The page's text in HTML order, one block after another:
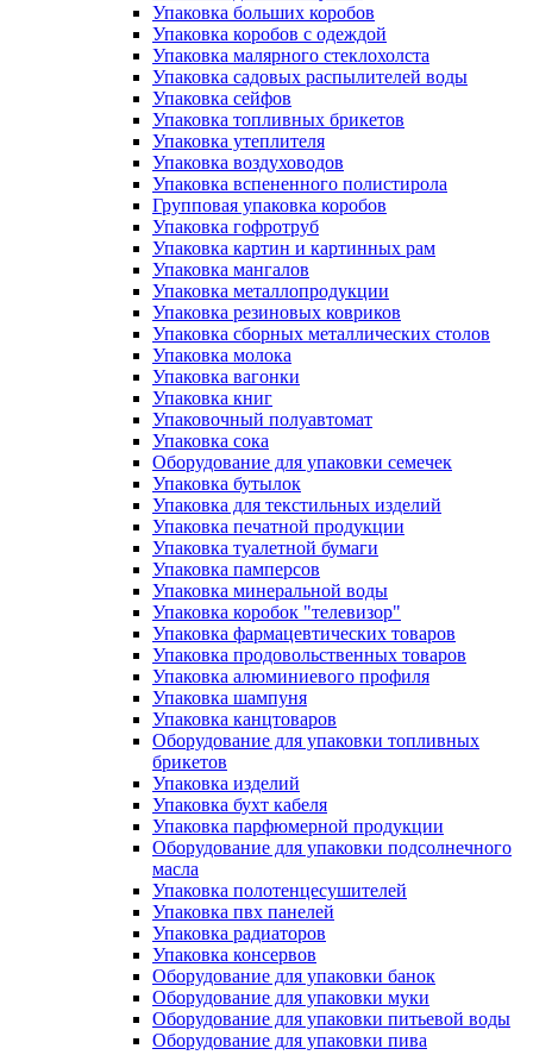
Упаковка больших коробов
Упаковка коробов с одеждой
Упаковка малярного стеклохолста
Упаковка садовых распылителей воды
Упаковка сейфов
Упаковка топливных брикетов
Упаковка утеплителя
Упаковка воздуховодов
Упаковка вспененного полистирола
Групповая упаковка коробов
Упаковка гофротруб
Упаковка картин и картинных рам
Упаковка мангалов
Упаковка металлопродукции
Упаковка резиновых ковриков
Упаковка сборных металлических столов
Упаковка молока
Упаковка вагонки
Упаковка книг
Упаковочный полуавтомат
Упаковка сока
Оборудование для упаковки семечек
Упаковка бутылок
Упаковка для текстильных изделий
Упаковка печатной продукции
Упаковка туалетной бумаги
Упаковка памперсов
Упаковка минеральной воды
Упаковка коробок "телевизор"
Упаковка фармацевтических товаров
Упаковка продовольственных товаров
Упаковка алюминиевого профиля
Упаковка шампуня
Упаковка канцтоваров
Оборудование для упаковки топливных
брикетов
Упаковка изделий
Упаковка бухт кабеля
Упаковка парфюмерной продукции
Оборудование для упаковки подсолнечного
масла
Упаковка полотенцесушителей
Упаковка пвх панелей
Упаковка радиаторов
Упаковка консервов
Оборудование для упаковки банок
Оборудование для упаковки муки
Оборудование для упаковки питьевой воды
Оборудование для упаковки пива